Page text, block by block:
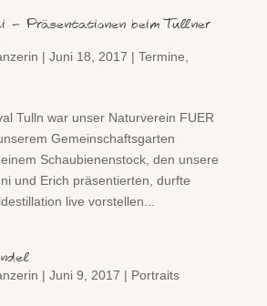
– Präsentationen beim Tullner
| Juni 18, 2017 | Termine
Tulln war unser Naturverein FUER
Gemeinschaftsgarten
Schaubienenstock, den unsere
und Erich präsentierten, durfte
live vorstellen...
| Juni 9, 2017 | Portraits